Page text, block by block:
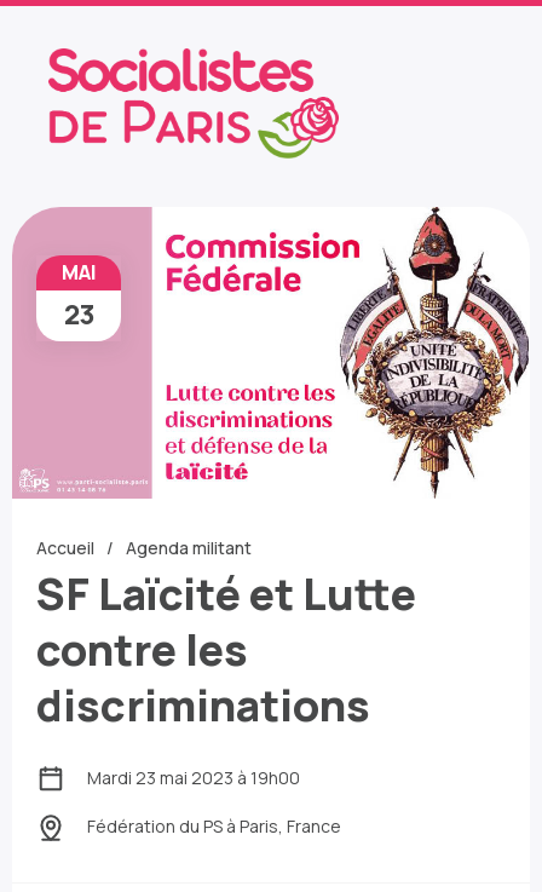
MAI
23
Accueil Agenda militant
SF Laïcité et Lutte
contre les
discriminations
Mardi 23 mai 2023 à 19h00
Fédération du PS à Paris, France